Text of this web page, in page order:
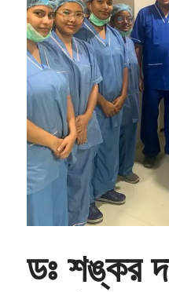
ডঃ শঙ্কর